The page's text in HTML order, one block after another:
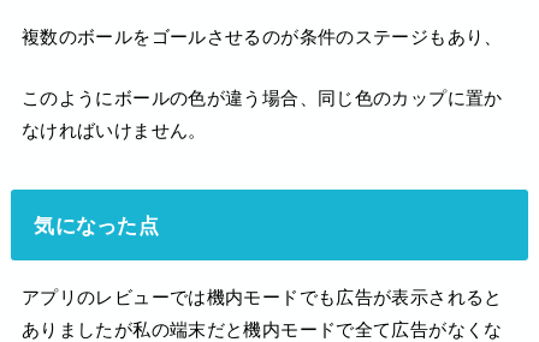
複数のボールをゴールさせるのが条件のステージもあり、
このようにボールの色が違う場合、同じ色のカップに置か
なければいけません。
気になった点
アプリのレビューでは機内モードでも広告が表示されると
ありましたが私の端末だと機内モードで全て広告がなくな